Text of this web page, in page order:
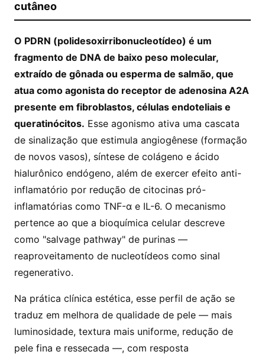
cutâneo
O PDRN (polidesoxirribonucleotídeo) é um
fragmento de DNA de baixo peso molecular,
extraído de gônada ou esperma de salmão, que
atua como agonista do receptor de adenosina A2A
presente em fibroblastos, células endoteliais e
queratinócitos. Esse agonismo ativa uma cascata
de sinalização que estimula angiogênese (formação
de novos vasos), síntese de colágeno e ácido
hialurônico endógeno, além de exercer efeito anti-
inflamatório por redução de citocinas pró-
inflamatórias como TNF-α e IL-6. O mecanismo
pertence ao que a bioquímica celular descreve
como "salvage pathway" de purinas —
reaproveitamento de nucleotídeos como sinal
regenerativo.
Na prática clínica estética, esse perfil de ação se
traduz em melhora de qualidade de pele — mais
luminosidade, textura mais uniforme, redução de
pele fina e ressecada —, com resposta